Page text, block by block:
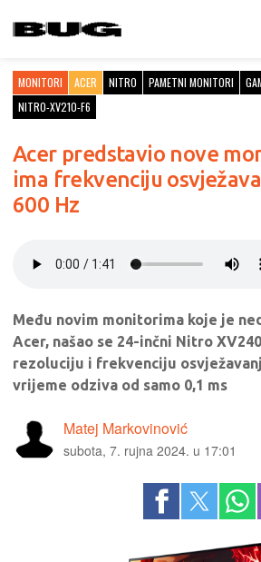
MONITORI ACER NITRO PAMETNI MONITORI
NITRO-XV210-F6
Acer predstavio nove
ima frekvenciju
600 Hz
Među novim monitorima koje je
Acer, našao se 24-inčni Nitro
rezoluciju i frekvenciju
vrijeme odziva od samo 0,1 ms
Matej Markovinović
subota, 7. rujna 2024. u 17:01